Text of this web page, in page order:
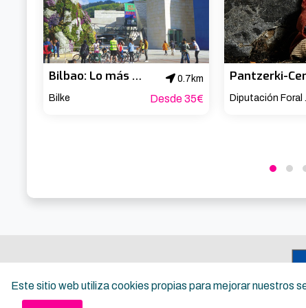
Este sitio web utiliza cookies propias para mejorar nuestros
Bilbao: Lo más destacado de la ciudad. Visita guiada en bicicleta
0.7km
Bilke
Desde 35€